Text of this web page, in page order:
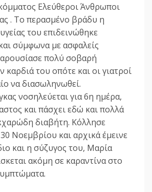
Ελεύθεροι Άνθρωποι
. Το περασμένο βράδυ η
του επιδεινώθηκε
σύμφωνα με ασφαλείς
πολύ σοβαρή
καρδιά του οπότε και οι γιατροί
να διασωληνωθεί.
νοσηλεύεται για 6η ημέρα,
και πάσχει εδώ και πολλά
διαβήτη. Κόλλησε
Νοεμβρίου και αρχικά έμεινε
και η σύζυγος του, Μαρία
ακόμη σε καραντίνα στο